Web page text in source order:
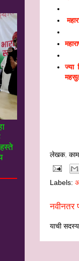
ज्‍या
लेखक.
Labels:
नवीनतर
याची